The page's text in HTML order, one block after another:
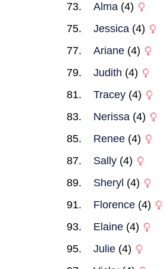
Alma (4)
Jessica (4)
Ariane (4)
Judith (4)
Tracey (4)
Nerissa (4)
Renee (4)
Sally (4)
Sheryl (4)
Florence (4)
Elaine (4)
Julie (4)